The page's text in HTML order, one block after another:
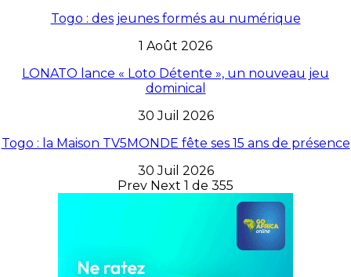
Togo : des jeunes formés au numérique
1 Août 2026
LONATO lance « Loto Détente », un nouveau jeu
dominical
30 Juil 2026
Togo : la Maison TV5MONDE fête ses 15 ans de présence
30 Juil 2026
Prev Next 1 de 355